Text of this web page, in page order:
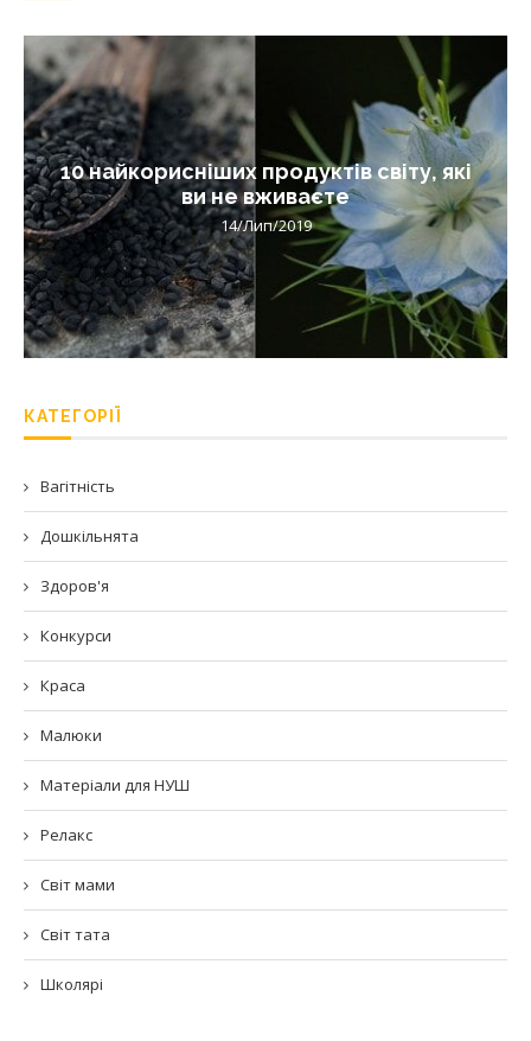
10 найкорисніших продуктів світу, які
ви не вживаєте
14/Лип/2019
КАТЕГОРІЇ
Вагітність
Дошкільнята
Здоров'я
Конкурси
Краса
Малюки
Матеріали для НУШ
Релакс
Світ мами
Світ тата
Школярі